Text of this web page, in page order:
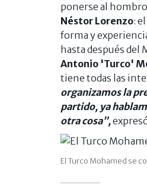
ponerse al
Néstor Lorenzo:
forma y
hasta después del
Antonio 'Turco'
tiene todas las
organizamos la
partido, ya
otra cosa”,
El Turco Mohamed se